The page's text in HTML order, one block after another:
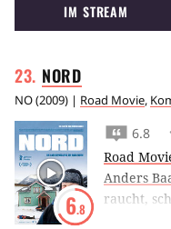
würde
IM STREAM
NORD
NO(2009) | Road Movie,
6.8
6.8
Road
Anders
raucht,
Vorliebe